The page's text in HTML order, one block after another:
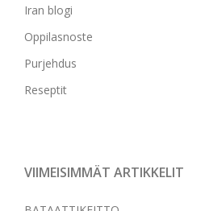
Iran blogi
Oppilasnoste
Purjehdus
Reseptit
VIIMEISIMMÄT ARTIKKELIT